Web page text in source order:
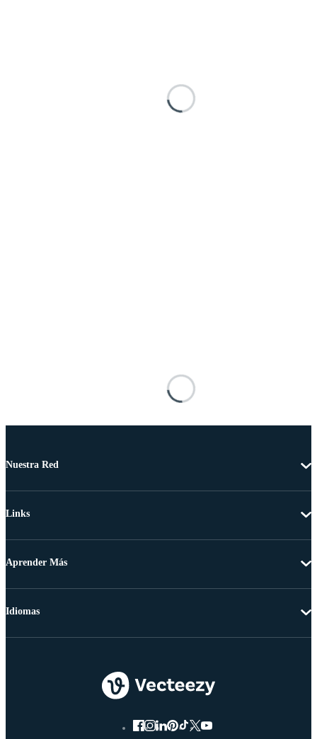
Nuestra Red
Links
Aprender Más
Idiomas